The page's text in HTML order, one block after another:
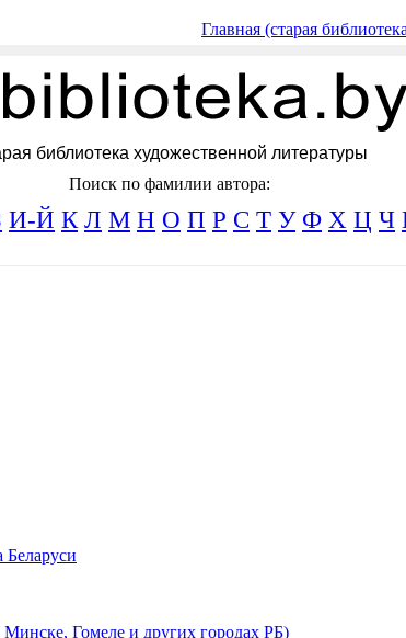
Главная (старая
библиотека художественной литературы
Поиск по фамилии автора:
И-Й К Л М Н О П Р С Т У Ф Х Ц Ч
Беларуси
Гомеле и других городах РБ)